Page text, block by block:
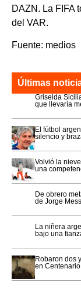
DAZN. La FIFA
del VAR.
Fuente: medios
Últimas
Griselda
que llevaría
El fútbol
silencio y
Volvió la
una
De obrero
de Jorge
La niñera
bajo una
Robaron dos
en